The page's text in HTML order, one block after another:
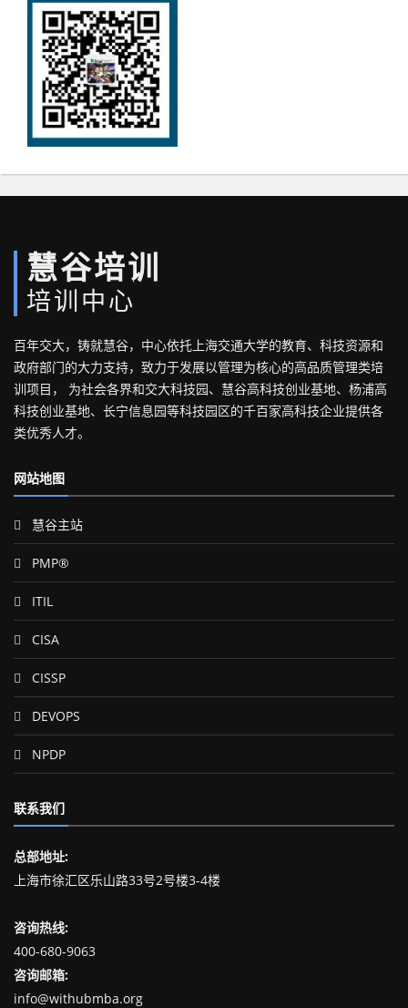
慧谷培训
培训中心
百年交大，铸就慧谷，中心依托上海交通大学的教育、科技资源和
政府部门的大力支持，致力于发展以管理为核心的高品质管理类培
训项目， 为社会各界和交大科技园、慧谷高科技创业基地、杨浦高
科技创业基地、长宁信息园等科技园区的千百家高科技企业提供各
类优秀人才。
网站地图
慧谷主站
PMP®
ITIL
CISA
CISSP
DEVOPS
NPDP
联系我们
总部地址:
上海市徐汇区乐山路33号2号楼3-4楼
咨询热线:
400-680-9063
咨询邮箱:
info@withubmba.org